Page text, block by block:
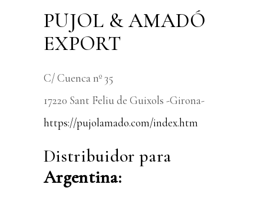
PUJOL & AMADÓ
EXPORT
C/ Cuenca nº 35
17220 Sant Feliu de Guixols -Girona-
https://pujolamado.com/index.htm
Distribuidor para
Argentina: